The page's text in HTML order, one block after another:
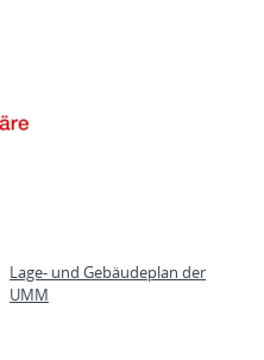
Lage- und Gebäudeplan der
UMM